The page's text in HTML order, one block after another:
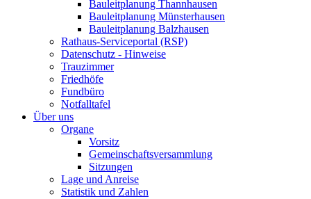
Bauleitplanung Thannhausen
Bauleitplanung Münsterhausen
Bauleitplanung Balzhausen
Rathaus-Serviceportal (RSP)
Datenschutz - Hinweise
Trauzimmer
Friedhöfe
Fundbüro
Notfalltafel
Über uns
Organe
Vorsitz
Gemeinschaftsversammlung
Sitzungen
Lage und Anreise
Statistik und Zahlen